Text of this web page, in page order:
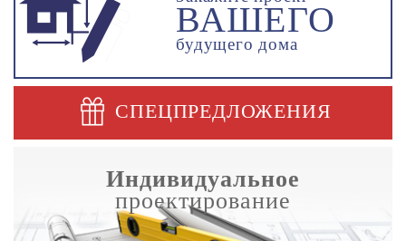
ВАШЕГО
будущего дома
СПЕЦПРЕДЛОЖЕНИЯ
Индивидуальное
проектирование